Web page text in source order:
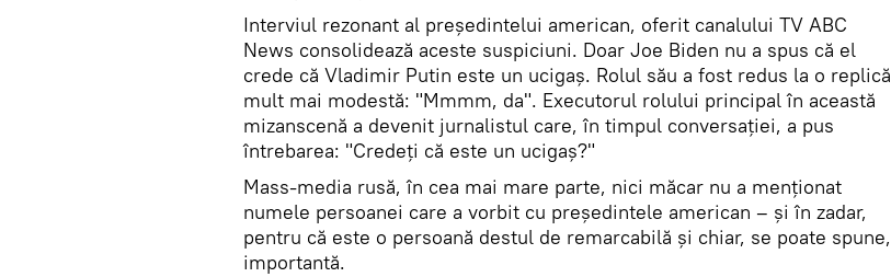
Interviul rezonant al președintelui american, oferit canalului TV ABC
News consolidează aceste suspiciuni. Doar Joe Biden nu a spus că el
crede că Vladimir Putin este un ucigaș. Rolul său a fost redus la o replică
mult mai modestă: "Mmmm, da". Executorul rolului principal în această
mizanscenă a devenit jurnalistul care, în timpul conversației, a pus
întrebarea: "Credeți că este un ucigaș?"
Mass-media rusă, în cea mai mare parte, nici măcar nu a menționat
numele persoanei care a vorbit cu președintele american – și în zadar,
pentru că este o persoană destul de remarcabilă și chiar, se poate spune,
importantă.